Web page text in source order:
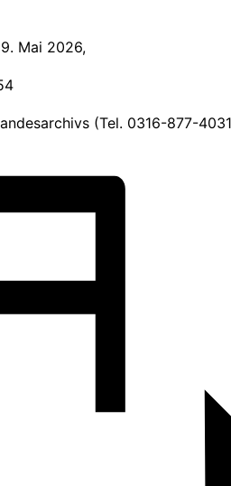
Mai 2026,
(Tel. 0316-877-